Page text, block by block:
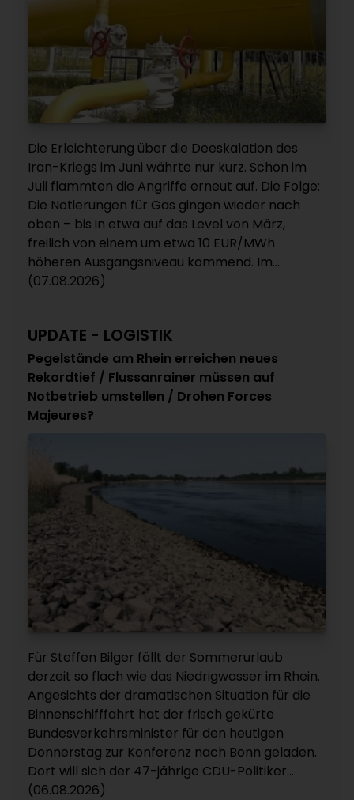
Die Erleichterung über die Deeskalation des
Iran-Kriegs im Juni währte nur kurz. Schon im
Juli flammten die Angriffe erneut auf. Die Folge:
Die Notierungen für Gas gingen wieder nach
oben – bis in etwa auf das Level von März,
freilich von einem um etwa 10 EUR/MWh
höheren Ausgangsniveau kommend. Im...
(07.08.2026)
UPDATE - LOGISTIK
Pegelstände am Rhein erreichen neues
Rekordtief / Flussanrainer müssen auf
Notbetrieb umstellen / Drohen Forces
Majeures?
Für Steffen Bilger fällt der Sommerurlaub
derzeit so flach wie das Niedrigwasser im Rhein.
Angesichts der dramatischen Situation für die
Binnenschifffahrt hat der frisch gekürte
Bundesverkehrsminister für den heutigen
Donnerstag zur Konferenz nach Bonn geladen.
Dort will sich der 47-jährige CDU-Politiker...
(06.08.2026)